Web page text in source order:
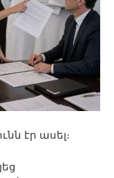
էր ասել։